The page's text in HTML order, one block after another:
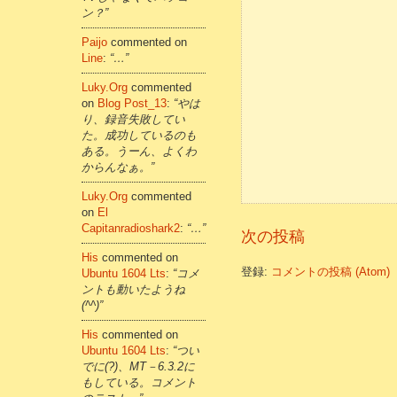
次の投稿
登録: コメントの投稿 (Atom)
ン？”
Paijo commented on
Line: “…”
Luky.org commented
on Blog Post_13: “やは
り、録音失敗してい
た。成功しているのも
ある。うーん、よくわ
からんなぁ。”
Luky.org commented
on El
Capitanradioshark2: “…”
His commented on
Ubuntu 1604 Lts: “コメ
ントも動いたようね
(^^)”
His commented on
Ubuntu 1604 Lts: “つい
でに(?)、MT－6.3.2に
もしている。コメント